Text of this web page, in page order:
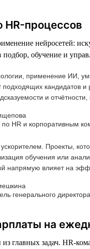
HR-процессов
нейросетей:
обучение и
применение ИИ,
кандидатов и
и
по HR и корпоративным
Проекты,
обучения или
напрямую влияет на
генерального
на
из главных задач. HR-